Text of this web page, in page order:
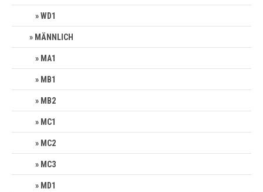
WD1
MÄNNLICH
MA1
MB1
MB2
MC1
MC2
MC3
MD1